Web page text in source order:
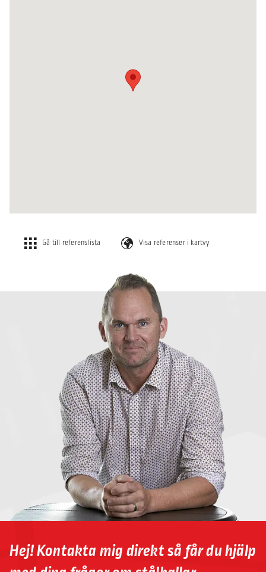
Gå till referenslista Visa referenser i kartvy
Hej! Kontakta mig direkt så får du hjälp